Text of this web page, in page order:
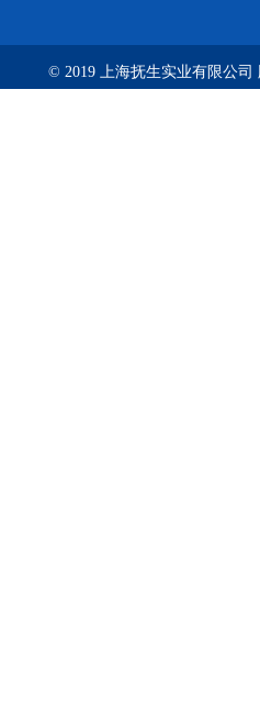
© 2019 上海抚生实业有限公司